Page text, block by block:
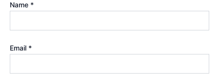
Name *
Email *